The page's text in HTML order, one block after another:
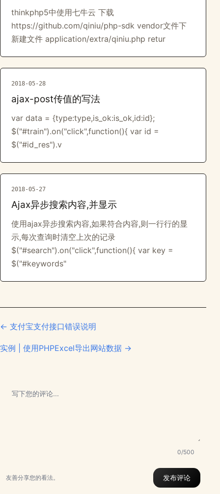
thinkphp5中使用七牛云 下载
https://github.com/qiniu/php-sdk vendor文件下
新建文件 application/extra/qiniu.php retur
2018-05-28
ajax-post传值的写法
var data = {type:type,is_ok:is_ok,id:id};
$("#train").on("click",function(){ var id =
$("#id_res").v
2018-05-27
Ajax异步搜索内容,并显示
使用ajax异步搜索内容,如果符合内容,则一行行的显
示,每次查询时清空上次的记录
$("#search").on("click",function(){ var key =
$("#keywords"
← 支付宝支付接口错误说明
实例 | 使用PHPExcel导出网站数据 →
0/500
友善分享您的看法。 发布评论